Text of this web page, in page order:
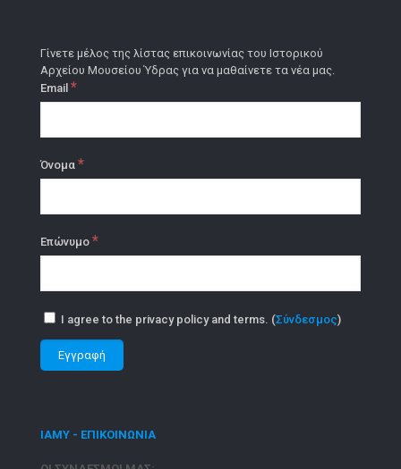
Γίνετε μέλος της λίστας επικοινωνίας του Ιστορικού
Αρχείου Μουσείου Ύδρας για να μαθαίνετε τα νέα μας.
Email *
Όνομα *
Επώνυμο *
I agree to the privacy policy and terms. (Σύνδεσμος)
ΙΑΜΥ - ΕΠΙΚΟΙΝΩΝΙΑ